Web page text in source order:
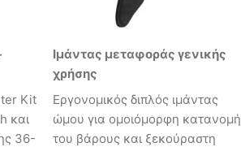
Kit
και
36-
Ιμάντας μεταφοράς γενικής
χρήσης
Εργονομικός διπλός ιμάντας
ώμου για ομοιόμορφη κατανομή
του βάρους και ξεκούραστη